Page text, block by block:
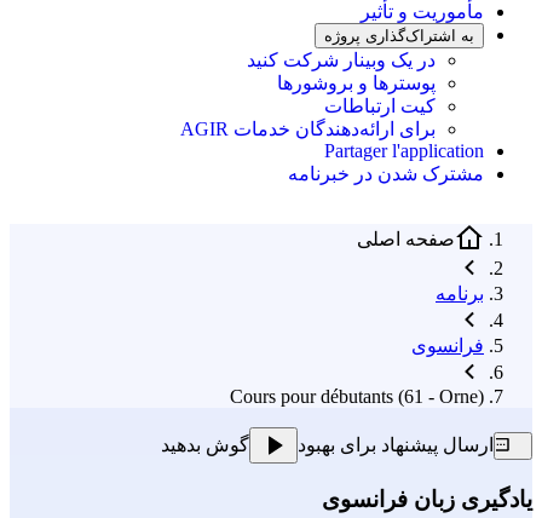
مأموریت و تأثیر
به اشتراک‌گذاری پروژه
در یک وبینار شرکت کنید
پوسترها و بروشورها
کیت ارتباطات
برای ارائه‌دهندگان خدمات AGIR
Partager l'application
مشترک شدن در خبرنامه
صفحه اصلی
برنامه
فرانسوی
Cours pour débutants (61 - Orne)
ارسال پیشنهاد برای بهبود گوش بدهید
یادگیری زبان فرانسوی